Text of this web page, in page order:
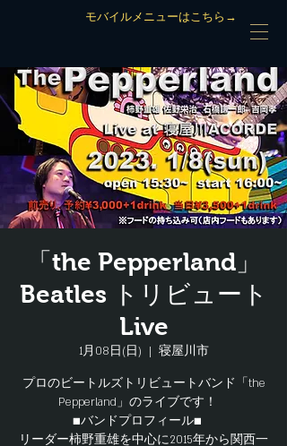
モバイルメニューはこちら→
「the Pepperland」
Beatles トリビュート
Live
1月08日(日)
  |
寝屋川市
プロのビートルズトリビュートバンド「the
Pepperland」のライブです！
■バンドプロフィール■
リーダー柿野重雄を中心に2015年から関西一